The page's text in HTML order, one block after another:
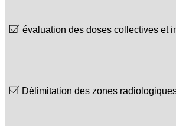
évaluation des doses collectives et
Délimitation des zones